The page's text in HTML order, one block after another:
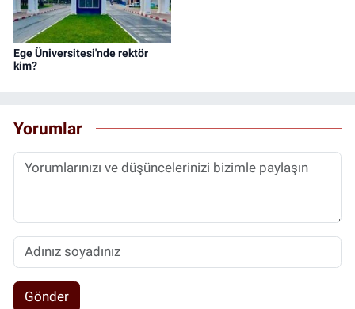
Ege Üniversitesi'nde rektör
kim?
Yorumlar
Gönder